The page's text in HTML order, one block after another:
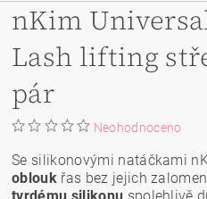
nKim
Lash lifting
pár
Neohodnoceno
Se silikonovými natáčkami
oblouk řas bez jejich
tvrdému silikonu spolehlivě